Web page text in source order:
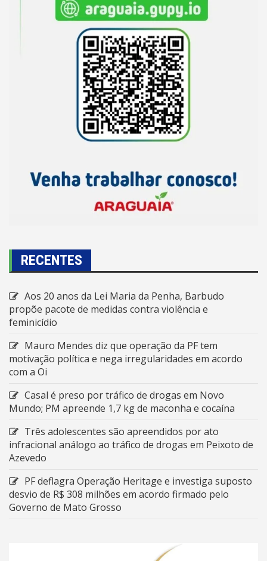
RECENTES
Aos 20 anos da Lei Maria da Penha, Barbudo
propõe pacote de medidas contra violência e
feminicídio
Mauro Mendes diz que operação da PF tem
motivação política e nega irregularidades em acordo
com a Oi
Casal é preso por tráfico de drogas em Novo
Mundo; PM apreende 1,7 kg de maconha e cocaína
Três adolescentes são apreendidos por ato
infracional análogo ao tráfico de drogas em Peixoto de
Azevedo
PF deflagra Operação Heritage e investiga suposto
desvio de R$ 308 milhões em acordo firmado pelo
Governo de Mato Grosso